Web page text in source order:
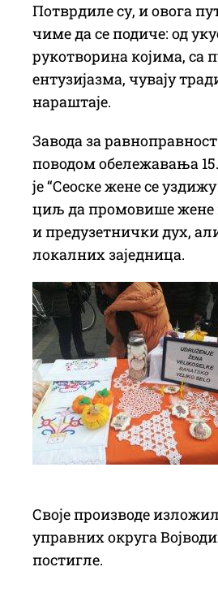
Потврдиле су, и овога
чиме да се подиче: од
рукотворина којима, са
ентузијазма, чувају
нараштаје.
Завода за
поводом обележавања
је “Сеоске жене се
циљ да промовише жене
и предузетнички дух,
локалних заједница.
Своје производе
управних округа
постигле.